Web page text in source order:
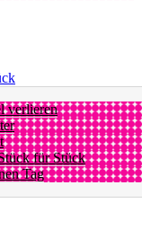
verlieren
für Stück
Tag